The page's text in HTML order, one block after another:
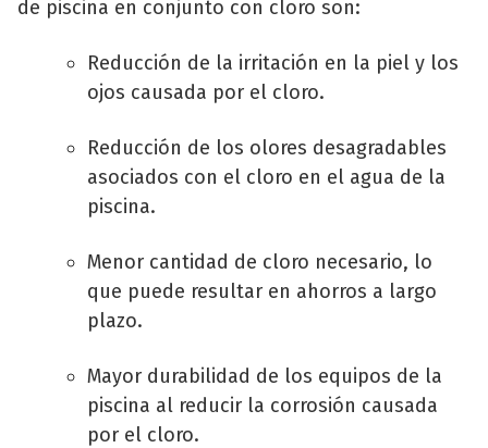
de piscina en conjunto con cloro son:
Reducción de la irritación en la piel y los
ojos causada por el cloro.
Reducción de los olores desagradables
asociados con el cloro en el agua de la
piscina.
Menor cantidad de cloro necesario, lo
que puede resultar en ahorros a largo
plazo.
Mayor durabilidad de los equipos de la
piscina al reducir la corrosión causada
por el cloro.